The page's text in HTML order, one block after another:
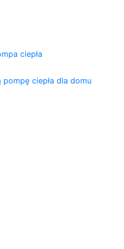
ciepła
ciepła dla domu